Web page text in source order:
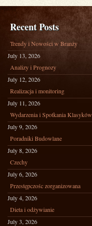
Recent Posts
Trendy i Nowości w Branży
July 13, 2026
Analizy i Prognozy
July 12, 2026
Realizacja i monitoring
July 11, 2026
Wydarzenia i Spotkania Klasyków
July 9, 2026
Poradniki Budowlane
July 8, 2026
Czechy
July 6, 2026
Przestępczośc zorganizowana
July 4, 2026
Dieta i odżywianie
July 3, 2026